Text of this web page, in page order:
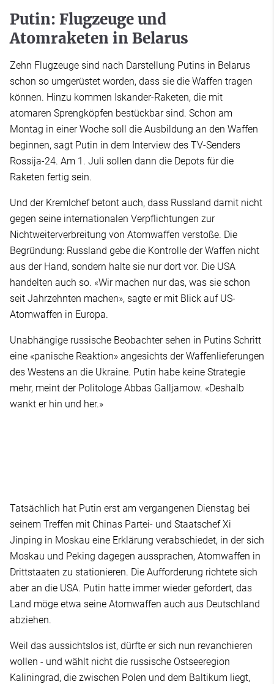
Putin: Flugzeuge und
Atomraketen in Belarus
Zehn Flugzeuge sind nach Darstellung Putins in Belarus
schon so umgerüstet worden, dass sie die Waffen tragen
können. Hinzu kommen Iskander-Raketen, die mit
atomaren Sprengköpfen bestückbar sind. Schon am
Montag in einer Woche soll die Ausbildung an den Waffen
beginnen, sagt Putin in dem Interview des TV-Senders
Rossija-24. Am 1. Juli sollen dann die Depots für die
Raketen fertig sein.
Und der Kremlchef betont auch, dass Russland damit nicht
gegen seine internationalen Verpflichtungen zur
Nichtweiterverbreitung von Atomwaffen verstoße. Die
Begründung: Russland gebe die Kontrolle der Waffen nicht
aus der Hand, sondern halte sie nur dort vor. Die USA
handelten auch so. «Wir machen nur das, was sie schon
seit Jahrzehnten machen», sagte er mit Blick auf US-
Atomwaffen in Europa.
Unabhängige russische Beobachter sehen in Putins Schritt
eine «panische Reaktion» angesichts der Waffenlieferungen
des Westens an die Ukraine. Putin habe keine Strategie
mehr, meint der Politologe Abbas Galljamow. «Deshalb
wankt er hin und her.»
Tatsächlich hat Putin erst am vergangenen Dienstag bei
seinem Treffen mit Chinas Partei- und Staatschef Xi
Jinping in Moskau eine Erklärung verabschiedet, in der sich
Moskau und Peking dagegen aussprachen, Atomwaffen in
Drittstaaten zu stationieren. Die Aufforderung richtete sich
aber an die USA. Putin hatte immer wieder gefordert, das
Land möge etwa seine Atomwaffen auch aus Deutschland
abziehen.
Weil das aussichtslos ist, dürfte er sich nun revanchieren
wollen - und wählt nicht die russische Ostseeregion
Kaliningrad, die zwischen Polen und dem Baltikum liegt,